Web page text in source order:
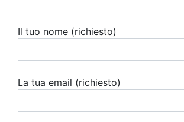
Il tuo nome (richiesto)
La tua email (richiesto)